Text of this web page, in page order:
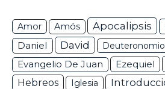
Amor Amós Apocalipsis
Daniel David Deuteronomio
Evangelio De Juan Ezequiel
Hebreos
Iglesia